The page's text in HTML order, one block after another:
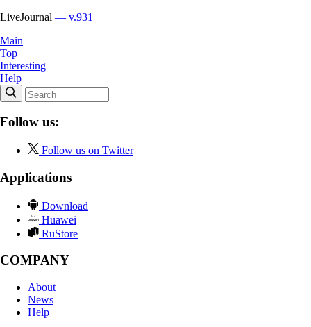
LiveJournal — v.931
Main
Top
Interesting
Help
Follow us:
Follow us on Twitter
Applications
Download
Huawei
RuStore
COMPANY
About
News
Help